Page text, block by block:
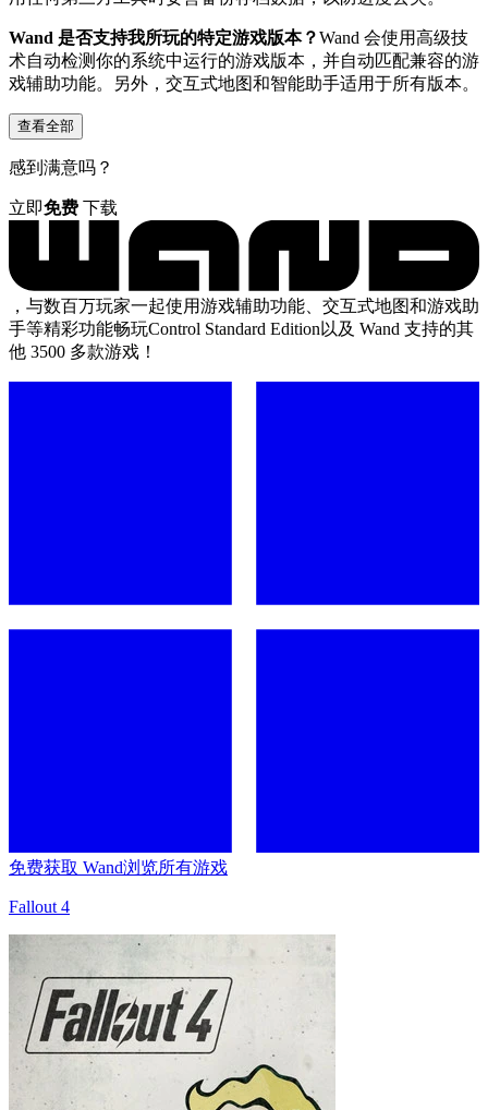
Wand 是否支持我所玩的特定游戏版本？Wand 会使用高级技
术自动检测你的系统中运行的游戏版本，并自动匹配兼容的游
戏辅助功能。另外，交互式地图和智能助手适用于所有版本。
查看全部
感到满意吗？
立即免费 下载
，与数百万玩家一起使用游戏辅助功能、交互式地图和游戏助
手等精彩功能畅玩Control Standard Edition以及 Wand 支持的其
他 3500 多款游戏！
免费获取 Wand浏览所有游戏
Fallout 4